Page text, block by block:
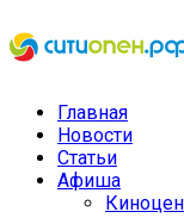
Главная
Новости
Статьи
Афиша